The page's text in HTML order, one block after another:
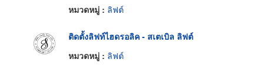
หมวดหมู่ : ลิฟต์
ติดตั้งลิฟท์ไฮดรอลิค - สเตเบิล ลิฟต์
หมวดหมู่ : ลิฟต์